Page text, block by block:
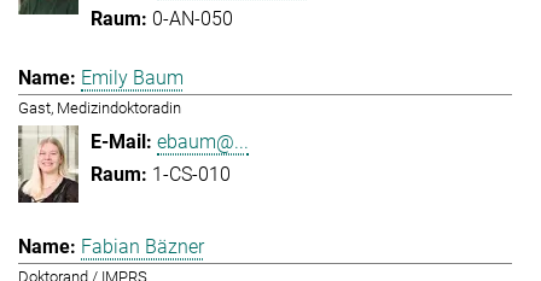
0-AN-050
Emily Baum
Gast, Medizindoktoradin
ebaum@...
1-CS-010
Fabian Bäzner
Doktorand / IMPRS